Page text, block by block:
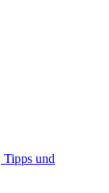
und